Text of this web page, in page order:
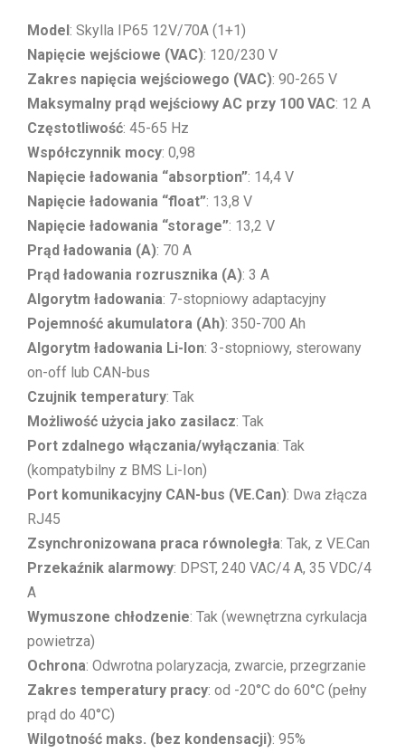
Model: Skylla IP65 12V/70A (1+1)
Napięcie wejściowe (VAC): 120/230 V
Zakres napięcia wejściowego (VAC): 90-265 V
Maksymalny prąd wejściowy AC przy 100 VAC: 12 A
Częstotliwość: 45-65 Hz
Współczynnik mocy: 0,98
Napięcie ładowania “absorption”: 14,4 V
Napięcie ładowania “float”: 13,8 V
Napięcie ładowania “storage”: 13,2 V
Prąd ładowania (A): 70 A
Prąd ładowania rozrusznika (A): 3 A
Algorytm ładowania: 7-stopniowy adaptacyjny
Pojemność akumulatora (Ah): 350-700 Ah
Algorytm ładowania Li-Ion: 3-stopniowy, sterowany
on-off lub CAN-bus
Czujnik temperatury: Tak
Możliwość użycia jako zasilacz: Tak
Port zdalnego włączania/wyłączania: Tak
(kompatybilny z BMS Li-Ion)
Port komunikacyjny CAN-bus (VE.Can): Dwa złącza
RJ45
Zsynchronizowana praca równoległa: Tak, z VE.Can
Przekaźnik alarmowy: DPST, 240 VAC/4 A, 35 VDC/4
A
Wymuszone chłodzenie: Tak (wewnętrzna cyrkulacja
powietrza)
Ochrona: Odwrotna polaryzacja, zwarcie, przegrzanie
Zakres temperatury pracy: od -20°C do 60°C (pełny
prąd do 40°C)
Wilgotność maks. (bez kondensacji): 95%